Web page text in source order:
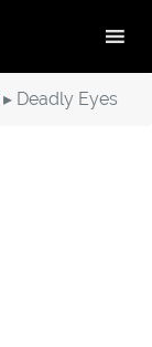
▸ Deadly Eyes